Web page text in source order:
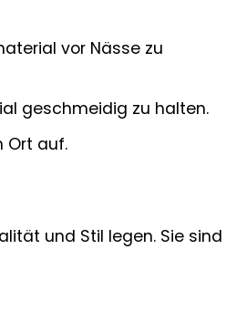
vor Nässe zu
geschmeidig zu halten.
Ort auf.
und Stil legen. Sie sind